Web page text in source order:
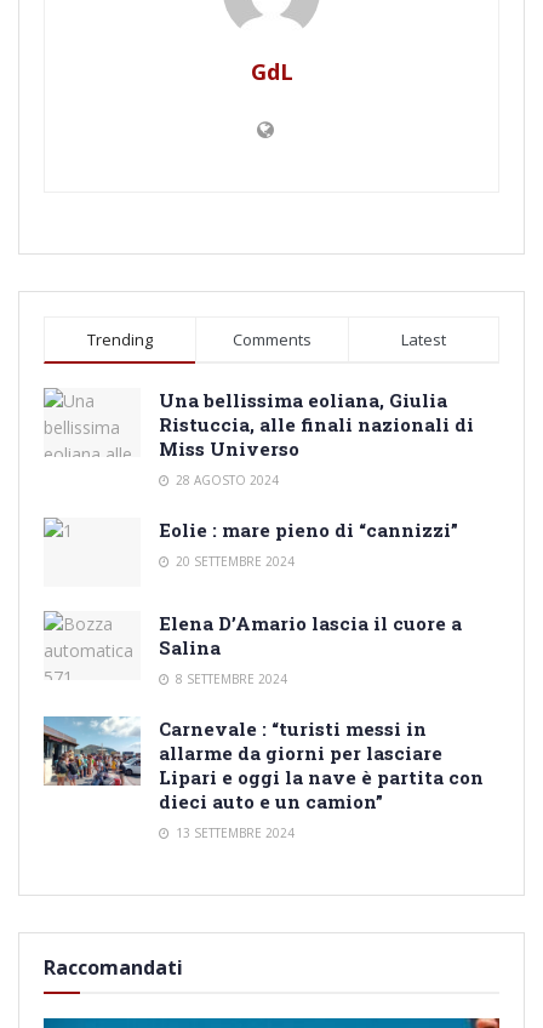
GdL
Trending Comments Latest
Una bellissima eoliana, Giulia
Ristuccia, alle finali nazionali di
Miss Universo
28 AGOSTO 2024
Eolie : mare pieno di “cannizzi”
20 SETTEMBRE 2024
Elena D’Amario lascia il cuore a
Salina
8 SETTEMBRE 2024
Carnevale : “turisti messi in
allarme da giorni per lasciare
Lipari e oggi la nave è partita con
dieci auto e un camion”
13 SETTEMBRE 2024
Raccomandati